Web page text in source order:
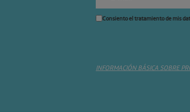
Consiento el tratamiento de mis
INFORMACIÓN BÁSICA SOBRE